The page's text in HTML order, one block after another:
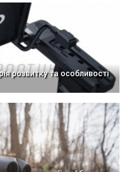
розвитку та особливості